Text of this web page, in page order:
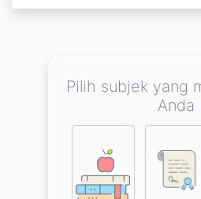
Pilih subjek yang
Anda